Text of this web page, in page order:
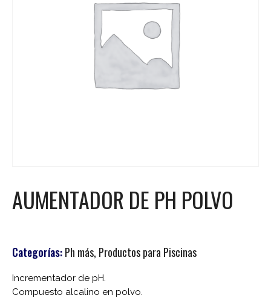
AUMENTADOR DE PH POLVO
Categorías:Ph más, Productos para Piscinas
Incrementador de pH.
Compuesto alcalino en polvo.